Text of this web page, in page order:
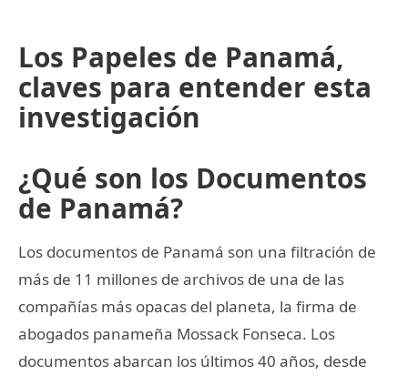
Los Papeles de Panamá,
claves para entender esta
investigación
¿Qué son los Documentos
de Panamá?
Los documentos de Panamá son una filtración de
más de 11 millones de archivos de una de las
compañías más opacas del planeta, la firma de
abogados panameña Mossack Fonseca. Los
documentos abarcan los últimos 40 años, desde